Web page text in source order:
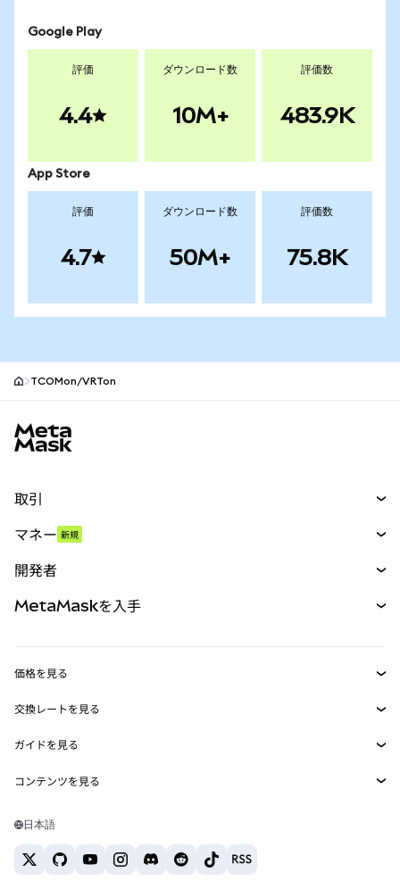
Google Play
評価
4.4
ダウンロード数
10M+
評価数
483.9K
App Store
評価
4.7
ダウンロード数
50M+
評価数
75.8K
TCOMon/VRTon
取引
パーペチュアル
RWA
マネー 新規
開発者
MetaMask Connect
Snaps
Web3サービス
MetaMaskを入手
セキュリティ
サポート
キャリア
お問い合わせ
価格を見る
イーサリアムの価格
Solanaの価格
Tetherの価格
交換レートを見る
ETH→USD
USDT→INR
BTC→INR
ETH→USDT
ガイドを見る
ETHの購入
USDTの購入
コンテンツを見る
Solanaウォレット
日本語